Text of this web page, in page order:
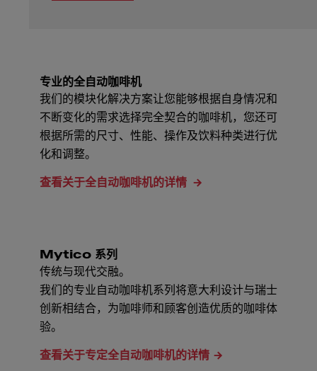
专业的全自动咖啡机
我们的模块化解决方案让您能够根据自身情况和
不断变化的需求选择完全契合的咖啡机，您还可
根据所需的尺寸、性能、操作及饮料种类进行优
化和调整。
查看关于全自动咖啡机的详情
Mytico 系列
传统与现代交融。
我们的专业自动咖啡机系列将意大利设计与瑞士
创新相结合，为咖啡师和顾客创造优质的咖啡体
验。
查看关于专定全自动咖啡机的详情